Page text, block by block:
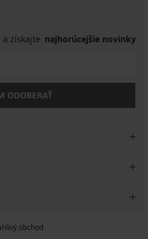
získajte najhorúcejšie novinky
ODOBERAŤ
obchod